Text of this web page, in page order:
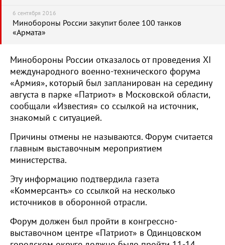
6 сентября 2016
Минобороны России закупит более 100 танков
«Армата»
Минобороны России отказалось от проведения XI
международного военно-технического форума
«Армия», который был запланирован на середину
августа в парке «Патриот» в Московской области,
сообщали «Известия» со ссылкой на источник,
знакомый с ситуацией.
Причины отмены не называются. Форум считается
главным выставочным мероприятием
министерства.
Эту информацию подтвердила газета
«Коммерсантъ» со ссылкой на несколько
источников в оборонной отрасли.
Форум должен был пройти в конгрессно-
выставочном центре «Патриот» в Одинцовском